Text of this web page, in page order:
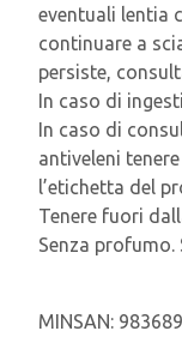
eventuali lentia
continuare a
persiste,
In caso di
In caso di
antiveleni
l’etichetta del
Tenere fuori
Senza profumo.
MINSAN: